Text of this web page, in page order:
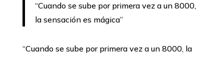
‘‘Cuando se sube por primera vez a un 8000,
la sensación es mágica’’
‘‘Cuando se sube por primera vez a un 8000, la